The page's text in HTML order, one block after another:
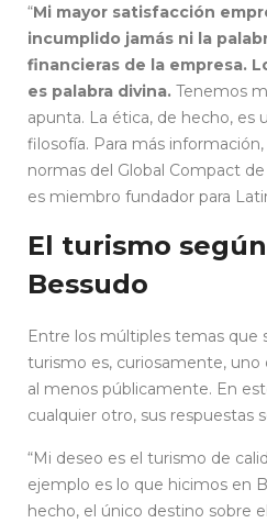
“Mi mayor satisfacción
incumplido jamás ni la
financieras de la empresa.
es palabra divina. Tenemos
apunta. La ética, de hecho, es
filosofía. Para más
normas del Global Compact
es miembro fundador para
El turismo
Bessudo
Entre los múltiples temas que
turismo es, curiosamente, uno
al menos públicamente. En
cualquier otro, sus respuestas
“Mi deseo es el turismo de
ejemplo es lo que hicimos en
hecho, el único destino sobre